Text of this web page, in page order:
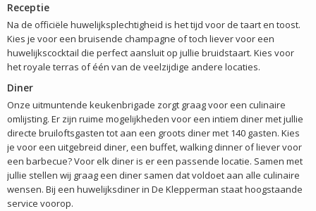
Receptie
Na de officiële huwelijksplechtigheid is het tijd voor de taart en toost.
Kies je voor een bruisende champagne of toch liever voor een
huwelijkscocktail die perfect aansluit op jullie bruidstaart. Kies voor
het royale terras of één van de veelzijdige andere locaties.
Diner
Onze uitmuntende keukenbrigade zorgt graag voor een culinaire
omlijsting. Er zijn ruime mogelijkheden voor een intiem diner met jullie
directe bruiloftsgasten tot aan een groots diner met 140 gasten. Kies
je voor een uitgebreid diner, een buffet, walking dinner of liever voor
een barbecue? Voor elk diner is er een passende locatie. Samen met
jullie stellen wij graag een diner samen dat voldoet aan alle culinaire
wensen. Bij een huwelijksdiner in De Klepperman staat hoogstaande
service voorop.